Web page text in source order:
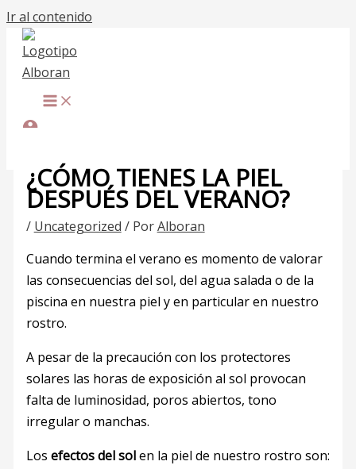
Ir al contenido
¿CÓMO TIENES LA PIEL
DESPUÉS DEL VERANO?
/ Uncategorized / PorAlboran
Cuando termina el verano es momento de valorar
las consecuencias del sol, del agua salada o de la
piscina en nuestra piel y en particular en nuestro
rostro.
A pesar de la precaución con los protectores
solares las horas de exposición al sol provocan
falta de luminosidad, poros abiertos, tono
irregular o manchas.
Los efectos del solen la piel de nuestro rostro son: